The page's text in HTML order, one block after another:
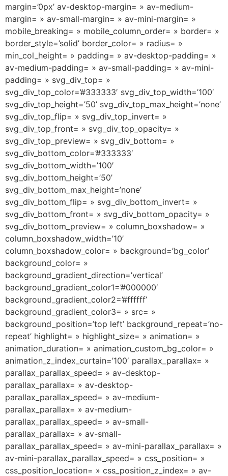
margin=’0px’ av-desktop-margin= » av-medium-
margin= » av-small-margin= » av-mini-margin= »
mobile_breaking= » mobile_column_order= » border= »
border_style=’solid’ border_color= » radius= »
min_col_height= » padding= » av-desktop-padding= »
av-medium-padding= » av-small-padding= » av-mini-
padding= » svg_div_top= »
svg_div_top_color=’#333333′ svg_div_top_width=’100′
svg_div_top_height=’50’ svg_div_top_max_height=’none’
svg_div_top_flip= » svg_div_top_invert= »
svg_div_top_front= » svg_div_top_opacity= »
svg_div_top_preview= » svg_div_bottom= »
svg_div_bottom_color=’#333333′
svg_div_bottom_width=’100′
svg_div_bottom_height=’50’
svg_div_bottom_max_height=’none’
svg_div_bottom_flip= » svg_div_bottom_invert= »
svg_div_bottom_front= » svg_div_bottom_opacity= »
svg_div_bottom_preview= » column_boxshadow= »
column_boxshadow_width=’10’
column_boxshadow_color= » background=’bg_color’
background_color= »
background_gradient_direction=’vertical’
background_gradient_color1=’#000000′
background_gradient_color2=’#ffffff’
background_gradient_color3= » src= »
background_position=’top left’ background_repeat=’no-
repeat’ highlight= » highlight_size= » animation= »
animation_duration= » animation_custom_bg_color= »
animation_z_index_curtain=’100′ parallax_parallax= »
parallax_parallax_speed= » av-desktop-
parallax_parallax= » av-desktop-
parallax_parallax_speed= » av-medium-
parallax_parallax= » av-medium-
parallax_parallax_speed= » av-small-
parallax_parallax= » av-small-
parallax_parallax_speed= » av-mini-parallax_parallax= »
av-mini-parallax_parallax_speed= » css_position= »
css_position_location= » css_position_z_index= » av-